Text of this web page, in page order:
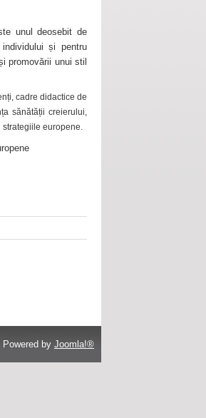
unul deosebit de
și pentru
promovării unui stil
cadre didactice de
sănătății creierului,
europene.
Powered by Joomla!®